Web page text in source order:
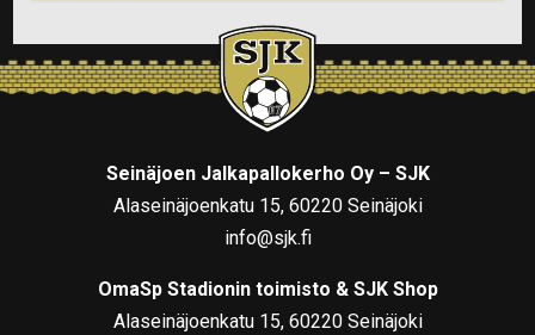
Seinäjoen Jalkapallokerho Oy – SJK
Alaseinäjoenkatu 15, 60220 Seinäjoki
info@sjk.fi
OmaSp Stadionin toimisto & SJK Shop
Alaseinäjoenkatu 15, 60220 Seinäjoki